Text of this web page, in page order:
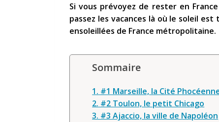
Si vous prévoyez de rester en
passez les vacances là où le soleil
ensoleillées de France métropolitaine.
Sommaire
1. #1 Marseille, la Cité
2. #2 Toulon, le petit Chicago
3. #3 Ajaccio, la ville de Napoléon